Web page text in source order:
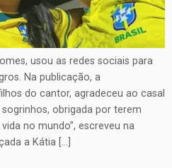
usou as redes sociais para
Na publicação, a
do cantor, agradeceu ao casal
obrigada por terem
no mundo”, escreveu na
a Kátia […]